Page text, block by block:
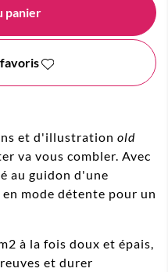
panier
et d'illustration old
va vous combler. Avec
au guidon d'une
mode détente pour un
à la fois doux et épais,
et durer